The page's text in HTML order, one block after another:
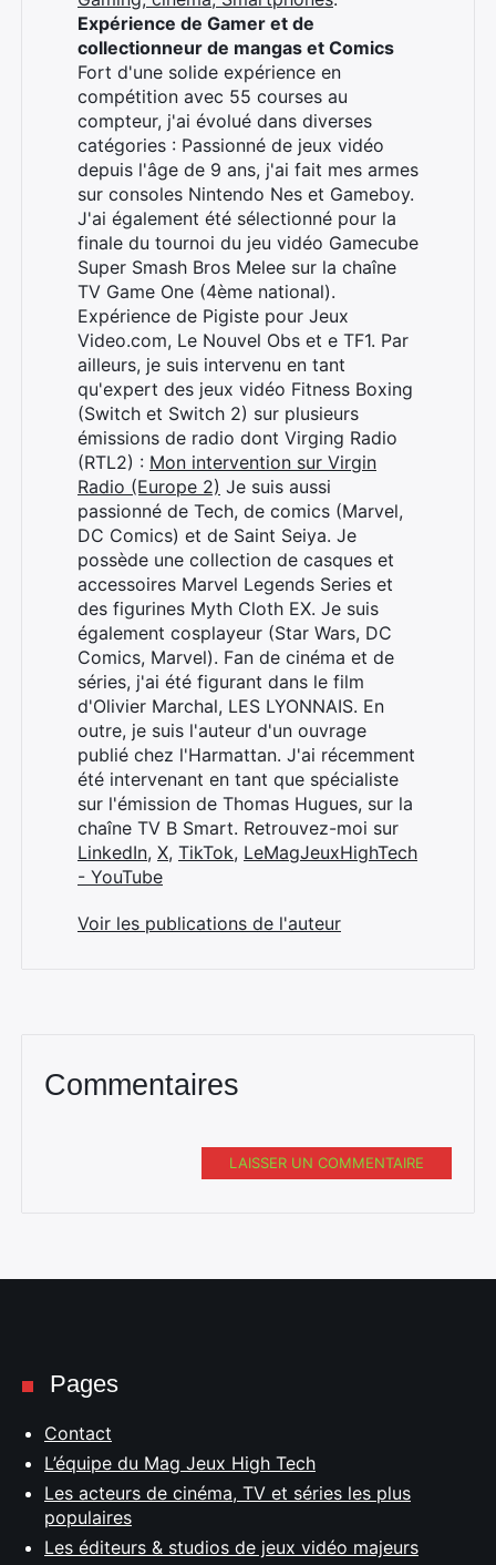
Expérience de Gamer et de
collectionneur de mangas et Comics
Fort d'une solide expérience en
compétition avec 55 courses au
compteur, j'ai évolué dans diverses
catégories : Passionné de jeux vidéo
depuis l'âge de 9 ans, j'ai fait mes armes
sur consoles Nintendo Nes et Gameboy.
J'ai également été sélectionné pour la
finale du tournoi du jeu vidéo Gamecube
Super Smash Bros Melee sur la chaîne
TV Game One (4ème national).
Expérience de Pigiste pour Jeux
Video.com, Le Nouvel Obs et e TF1. Par
ailleurs, je suis intervenu en tant
qu'expert des jeux vidéo Fitness Boxing
(Switch et Switch 2) sur plusieurs
émissions de radio dont Virging Radio
(RTL2) : Mon intervention sur Virgin
Radio (Europe 2) Je suis aussi
passionné de Tech, de comics (Marvel,
DC Comics) et de Saint Seiya. Je
possède une collection de casques et
accessoires Marvel Legends Series et
des figurines Myth Cloth EX. Je suis
également cosplayeur (Star Wars, DC
Comics, Marvel). Fan de cinéma et de
séries, j'ai été figurant dans le film
d'Olivier Marchal, LES LYONNAIS. En
outre, je suis l'auteur d'un ouvrage
publié chez l'Harmattan. J'ai récemment
été intervenant en tant que spécialiste
sur l'émission de Thomas Hugues, sur la
chaîne TV B Smart. Retrouvez-moi sur
LinkedIn, X, TikTok, LeMagJeuxHighTech
- YouTube
Voir les publications de l'auteur
Commentaires
LAISSER UN COMMENTAIRE
Pages
Contact
L’équipe du Mag Jeux High Tech
Les acteurs de cinéma, TV et séries les plus
populaires
Les éditeurs & studios de jeux vidéo majeurs
Rechercher